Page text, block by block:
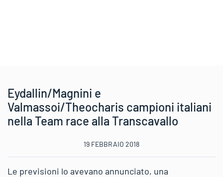
Eydallin/Magnini e
Valmassoi/Theocharis campioni italiani
nella Team race alla Transcavallo
19 FEBBRAIO 2018
Le previsioni lo avevano annunciato, una